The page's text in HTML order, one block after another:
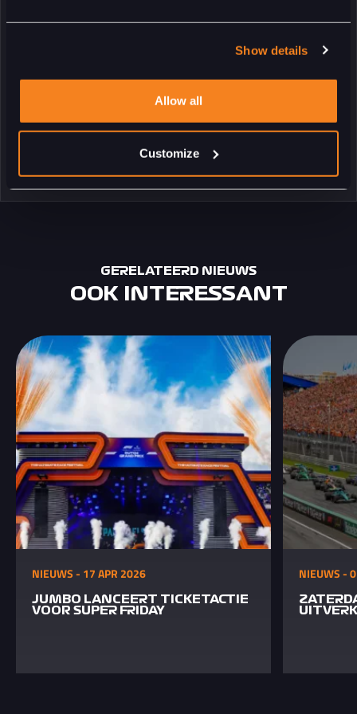
Show details
Allow all
Customize
TERUG
GERELATEERD NIEUWS
OOK INTERESSANT
NIEUWS - 17 APR 2026
JUMBO LANCEERT TICKETACTIE
VOOR SUPER FRIDAY
NIEUWS -